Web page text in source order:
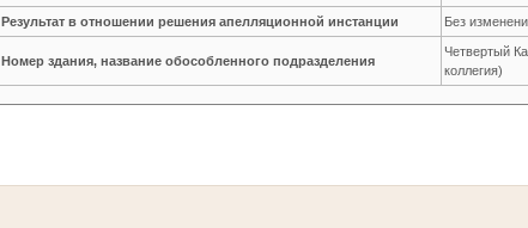
Результат в отношении решения апелляционной инстанции Без
Номер здания, название обособленного подразделения
Четвертый
коллегия)